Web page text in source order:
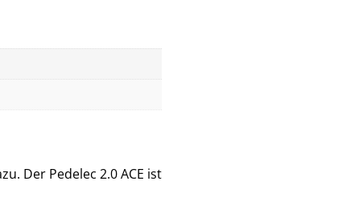
Der Pedelec 2.0 ACE ist